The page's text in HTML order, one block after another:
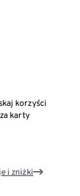
korzyści
karty
i zniżki